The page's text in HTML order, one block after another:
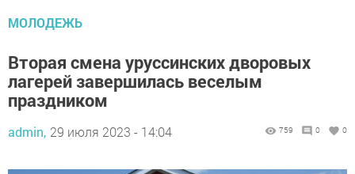
МОЛОДЕЖЬ
Вторая смена уруссинских дворовых
лагерей завершилась веселым
праздником
admin, 29 июля 2023 - 14:04 759 0 0